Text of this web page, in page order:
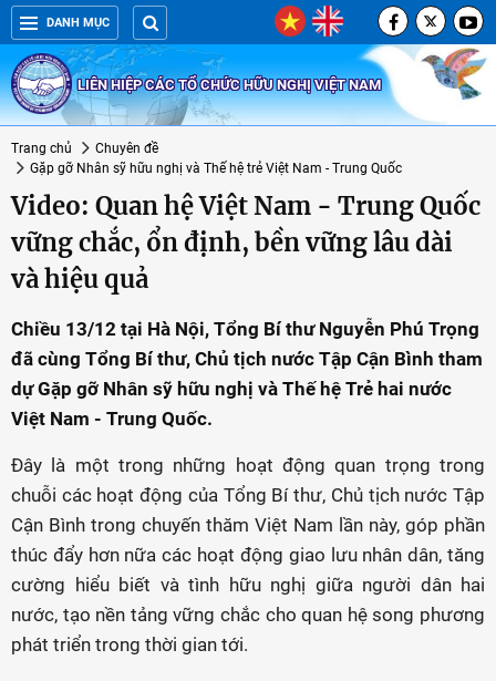
DANH MỤC
LIÊN HIỆP CÁC TỔ CHỨC HỮU NGHỊ VIỆT NAM
Trang chủ
Chuyên đề
Gặp gỡ Nhân sỹ hữu nghị và Thế hệ trẻ Việt Nam - Trung Quốc
Video: Quan hệ Việt Nam - Trung Quốc
vững chắc, ổn định, bền vững lâu dài
và hiệu quả
Chiều 13/12 tại Hà Nội, Tổng Bí thư Nguyễn Phú Trọng
đã cùng Tổng Bí thư, Chủ tịch nước Tập Cận Bình tham
dự Gặp gỡ Nhân sỹ hữu nghị và Thế hệ Trẻ hai nước
Việt Nam - Trung Quốc.
Đây là một trong những hoạt động quan trọng trong
chuỗi các hoạt động của Tổng Bí thư, Chủ tịch nước Tập
Cận Bình trong chuyến thăm Việt Nam lần này, góp phần
thúc đẩy hơn nữa các hoạt động giao lưu nhân dân, tăng
cường hiểu biết và tình hữu nghị giữa người dân hai
nước, tạo nền tảng vững chắc cho quan hệ song phương
phát triển trong thời gian tới.